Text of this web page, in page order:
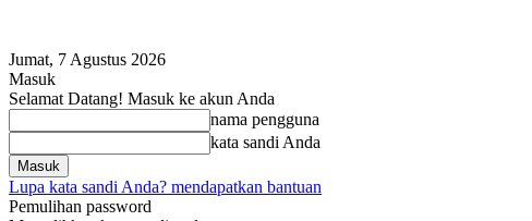
Jumat, 7 Agustus 2026
Masuk
Selamat Datang! Masuk ke akun Anda
nama pengguna
kata sandi Anda
Lupa kata sandi Anda? mendapatkan bantuan
Pemulihan password